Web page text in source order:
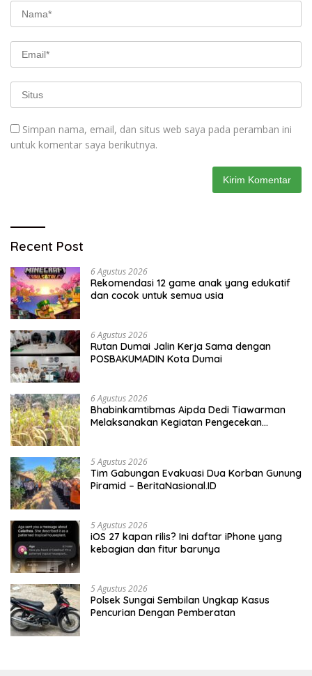
Simpan nama, email, dan situs web saya pada peramban ini
untuk komentar saya berikutnya.
Recent Post
6 Agustus 2026
Rekomendasi 12 game anak yang edukatif
dan cocok untuk semua usia
6 Agustus 2026
Rutan Dumai Jalin Kerja Sama dengan
POSBAKUMADIN Kota Dumai
6 Agustus 2026
Bhabinkamtibmas Aipda Dedi Tiawarman
Melaksanakan Kegiatan Pengecekan
5 Agustus 2026
Tim Gabungan Evakuasi Dua Korban Gunung
Piramid – BeritaNasional.ID
5 Agustus 2026
iOS 27 kapan rilis? Ini daftar iPhone yang
kebagian dan fitur barunya
5 Agustus 2026
Polsek Sungai Sembilan Ungkap Kasus
Pencurian Dengan Pemberatan